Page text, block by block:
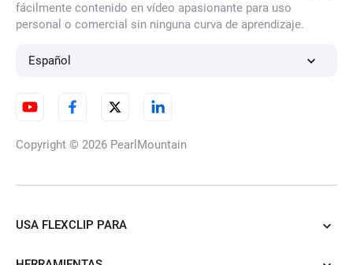
fácilmente contenido en vídeo apasionante para uso
personal o comercial sin ninguna curva de aprendizaje.
Español
Copyright © 2026 PearlMountain
USA FLEXCLIP PARA